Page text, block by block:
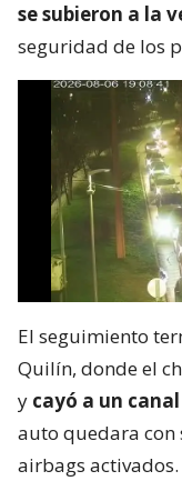
se subieron a la
seguridad de los
El seguimiento
Quilín, donde el
y cayó a un
auto quedara
airbags activados.